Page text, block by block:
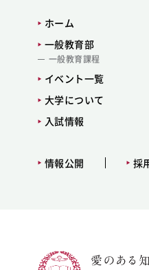
ホーム
一般教育部
一般教育課程
イベント一覧
大学について
入試情報
情報公開 採